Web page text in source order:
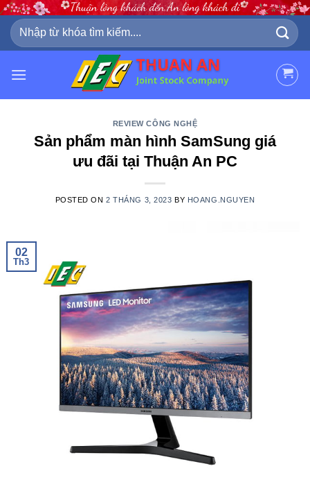
Skip
content
Tìm
kiếm:
REVIEW CÔNG NGHỆ
Sản phẩm màn hình SamSung giá
ưu đãi tại Thuận An PC
POSTED ON2 THÁNG 3, 2023 BY HOANG.NGUYEN
02
Th3